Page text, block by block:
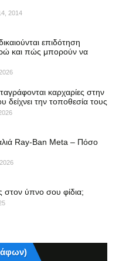
2014
επιδότηση
και πώς μπορούν να
καρχαρίες στην
την τοποθεσία τους
Ray-Ban Meta – Πόσο
στον ύπνο σου φίδια;